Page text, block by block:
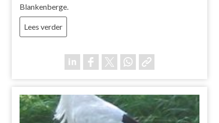
Blankenberge.
Lees verder